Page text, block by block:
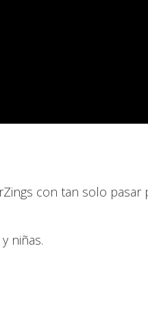
con tan solo pasar
niñas.